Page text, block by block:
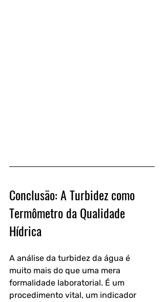
Conclusão: A Turbidez como
Termômetro da Qualidade
Hídrica
A análise da turbidez da água é
muito mais do que uma mera
formalidade laboratorial. É um
procedimento vital, um indicador